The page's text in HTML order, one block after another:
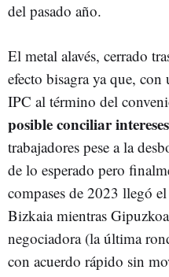
del pasado año.
El metal alavés, cerrado
efecto bisagra ya que, con
IPC al término del
posible conciliar intereses
trabajadores pese a la
de lo esperado pero
compases de 2023 llegó
Bizkaia mientras
negociadora (la última
con acuerdo rápido sin